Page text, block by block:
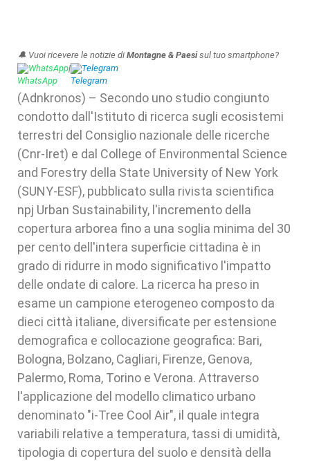
🔔 Vuoi ricevere le notizie di Montagne & Paesisul tuo smartphone?
WhatsApp| Telegram
(Adnkronos) – Secondo uno studio congiunto
condotto dall'Istituto di ricerca sugli ecosistemi
terrestri del Consiglio nazionale delle ricerche
(Cnr-Iret) e dal College of Environmental Science
and Forestry della State University of New York
(SUNY-ESF), pubblicato sulla rivista scientifica
npj Urban Sustainability, l'incremento della
copertura arborea fino a una soglia minima del 30
per cento dell'intera superficie cittadina è in
grado di ridurre in modo significativo l'impatto
delle ondate di calore. La ricerca ha preso in
esame un campione eterogeneo composto da
dieci città italiane, diversificate per estensione
demografica e collocazione geografica: Bari,
Bologna, Bolzano, Cagliari, Firenze, Genova,
Palermo, Roma, Torino e Verona. Attraverso
l'applicazione del modello climatico urbano
denominato "i-Tree Cool Air", il quale integra
variabili relative a temperatura, tassi di umidità,
tipologia di copertura del suolo e densità della